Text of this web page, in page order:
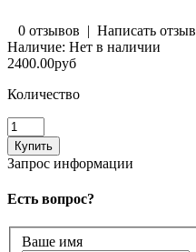
0 отзывов | Написать отзыв
Наличие: Нет в наличии
2400.00руб
Количество
Запрос информации
Есть вопрос?
Ваше имя